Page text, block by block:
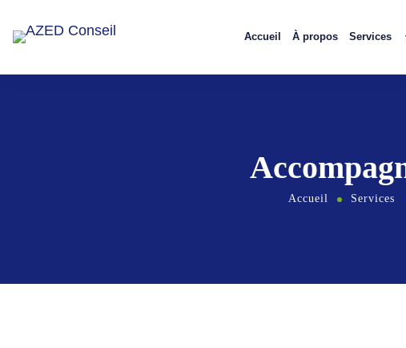
Accueil À propos Services
Accueil Services